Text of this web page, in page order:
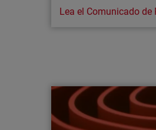
reforzar la defensa
Madrid, 21 de julio de
Technologies, líder
Lea el Comunicado de